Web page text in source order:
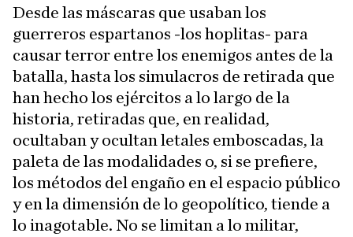
Desde las máscaras que usaban los
guerreros espartanos -los hoplitas- para
causar terror entre los enemigos antes de la
batalla, hasta los simulacros de retirada que
han hecho los ejércitos a lo largo de la
historia, retiradas que, en realidad,
ocultaban y ocultan letales emboscadas, la
paleta de las modalidades o, si se prefiere,
los métodos del engaño en el espacio público
y en la dimensión de lo geopolítico, tiende a
lo inagotable. No se limitan a lo militar,